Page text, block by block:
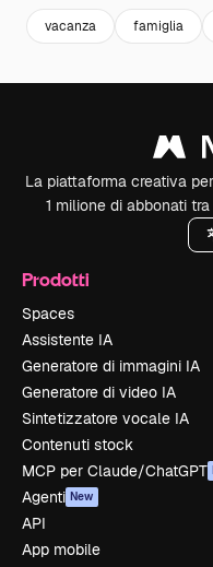
vacanza famiglia
La piattaforma creativa
1 milione di abbonati
Prodotti
Spaces
Assistente IA
Generatore di immagini IA
Generatore di video IA
Sintetizzatore vocale IA
Contenuti stock
MCP per Claude/ChatGPT
Agenti New
API
App mobile